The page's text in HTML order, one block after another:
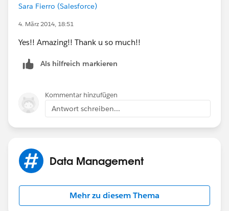
Sara Fierro (Salesforce)
4. März 2014, 18:51
Yes!! Amazing!! Thank u so much!!
Als hilfreich markieren
Kommentar hinzufügen
Antwort schreiben...
Data Management
Mehr zu diesem Thema